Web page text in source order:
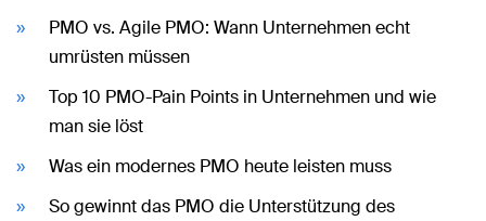
PMO vs. Agile PMO: Wann Unternehmen echt
umrüsten müssen
Top 10 PMO-Pain Points in Unternehmen und wie
man sie löst
Was ein modernes PMO heute leisten muss
So gewinnt das PMO die Unterstützung des